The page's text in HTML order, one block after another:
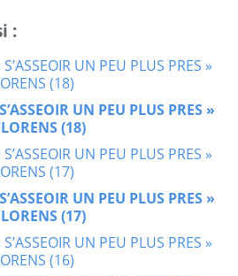
:
UN PEU PLUS PRES »
(18)
UN PEU PLUS PRES »
(17)